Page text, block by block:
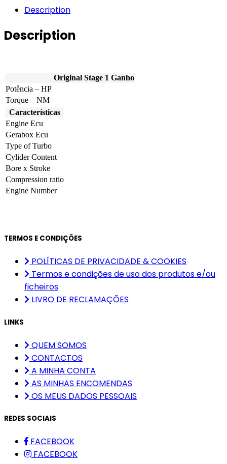
Turbo
621hp
Description
Description
Original Stage 1 Ganho
Potência – HP
Torque – NM
Características
Engine Ecu
Gerabox Ecu
Type of Turbo
Cylider Content
Bore x Stroke
Compression ratio
Engine Number
TERMOS E CONDIÇÕES
POLÍTICAS DE PRIVACIDADE & COOKIES
Termos e condições de uso dos produtos e/ou
ficheiros
LIVRO DE RECLAMAÇÕES
LINKS
QUEM SOMOS
CONTACTOS
A MINHA CONTA
AS MINHAS ENCOMENDAS
OS MEUS DADOS PESSOAIS
REDES SOCIAIS
FACEBOOK
FACEBOOK